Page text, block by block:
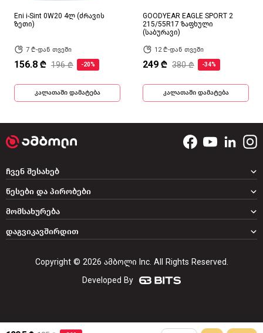
Eni i-Sint 0W20 4ლ (ძრავის
ზეთი)
7 ₾-დან თვეში
156.8 ₾ 196 ₾ -20%
კალათაში დამატება
GOODYEAR EAGLE SPORT 2
215/55R17 ზაფხული
(საბურავი)
12 ₾-დან თვეში
249 ₾ 380 ₾ -34%
კალათაში დამატება
დაგვიკავშირდით
ჩვენ შესახებ
წესები და პირობები
მომსახურება
Copyright © 2026 ამბოლი Inc. All Rights Reserved.
Developed By